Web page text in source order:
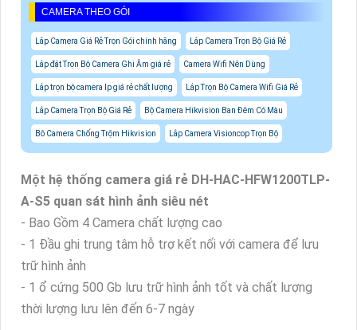
CAMERA THEO GÓI
Lắp Camera Giá Rẻ Trọn Gói chính hãng Lắp Camera Trọn Bộ Giá Rẻ
Lắp đặt Trọn Bộ Camera Ghi Âm giá rẻ Camera Wifi Nên Dùng
Lắp trọn bộ camera Ip giá rẻ chất lượng Lắp Trọn Bộ Camera Wifi Giá Rẻ
Lắp Camera Trọn Bộ Giá Rẻ Bộ Camera Hikvision Ban Đêm Có Màu
Bô Camera Chống Trộm Hikvision Lắp Camera Visioncop Trọn Bộ
Một hệ thống camera giá rẻ DH-HAC-HFW1200TLP-
A-S5 quan sát hình ảnh siêu nét
- Bao Gồm 4 Camera chất lượng cao
- 1 Đầu ghi trung tâm hỗ trợ kết nối với camera để lưu
trữ hình ảnh
- 1 ổ cứng 500 Gb lưu trữ hình ảnh tốt và chất lượng
thời lượng lưu lên đến 6-7 ngày